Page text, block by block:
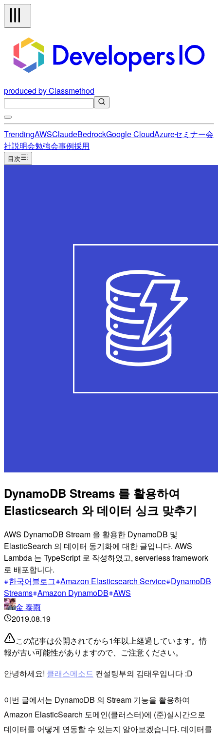
produced by Classmethod
TrendingAWSClaudeBedrockGoogle CloudAzureセミナー会
社説明会勉強会事例採用
目次
DynamoDB Streams 를 활용하여
Elasticsearch 와 데이터 싱크 맞추기
AWS DynamoDB Stream 을 활용한 DynamoDB 및
ElasticSearch 의 데이터 동기화에 대한 글입니다. AWS
Lambda 는 TypeScript 로 작성하였고, serverless framework
로 배포합니다.
한국어블로그 Amazon Elasticsearch Service DynamoDB
Streams Amazon DynamoDB AWS
金 泰雨
2019.08.19
この記事は公開されてから1年以上経過しています。情
報が古い可能性がありますので、ご注意ください。
안녕하세요! 클래스메소드 컨설팅부의 김태우입니다 :D
이번 글에서는 DynamoDB 의 Stream 기능을 활용하여
Amazon ElasticSearch 도메인(클러스터)에 (준)실시간으로
데이터를 어떻게 연동할 수 있는지 알아보겠습니다. 데이터를